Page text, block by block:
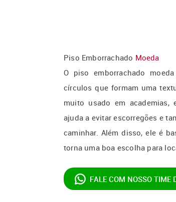
Piso Emborrachado Moeda
O piso emborrachado
círculos que formam uma
muito usado em academias,
ajuda a evitar escorregões e
caminhar. Além disso, ele é
torna uma boa escolha para
FALE COM NOSSO TIME